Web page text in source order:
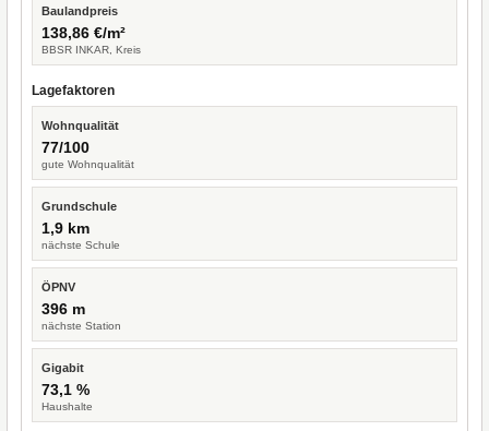
Baulandpreis
138,86 €/m²
BBSR INKAR, Kreis
Lagefaktoren
Wohnqualität
77/100
gute Wohnqualität
Grundschule
1,9 km
nächste Schule
ÖPNV
396 m
nächste Station
Gigabit
73,1 %
Haushalte